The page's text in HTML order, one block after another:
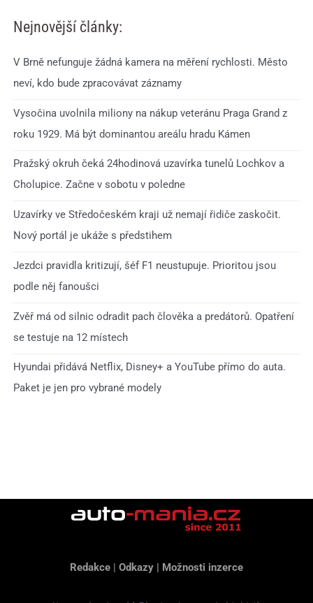
Nejnovější články:
V Brně nefunguje žádná kamera na měření rychlosti. Město
neví, kdo bude zpracovávat záznamy
Vysočina uvolnila miliony na nákup veteránu Praga Grand z
roku 1929. Má být dominantou areálu hradu Kámen
Pražský okruh čeká 24hodinová uzavírka tunelů Lochkov a
Cholupice. Začne v sobotu v poledne
Uzavírky ve Středočeském kraji už nemají řidiče zaskočit.
Nový portál je ukáže s předstihem
Jezdci pravidla kritizují, šéf F1 neustupuje. Prioritou jsou
podle něj fanoušci
Zvěř má od silnic odradit pach člověka a predátorů. Opatření
se testuje na 12 místech
Hyundai přidává Netflix, Disney+ a YouTube přímo do auta.
Paket je jen pro vybrané modely
Redakce | Odkazy | Možnosti inzerce